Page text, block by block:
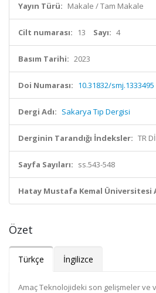
Yayın Türü: Makale / Tam Makale
Cilt numarası: 13 Sayı: 4
Basım Tarihi: 2023
Doi Numarası: 10.31832/smj.1333495
Dergi Adı: Sakarya Tıp Dergisi
Derginin Tarandığı İndeksler: TR
Sayfa Sayıları: ss.543-548
Hatay Mustafa Kemal Üniversitesi
Özet
Türkçe İngilizce
Amaç Teknolojideki son gelişmeler ve